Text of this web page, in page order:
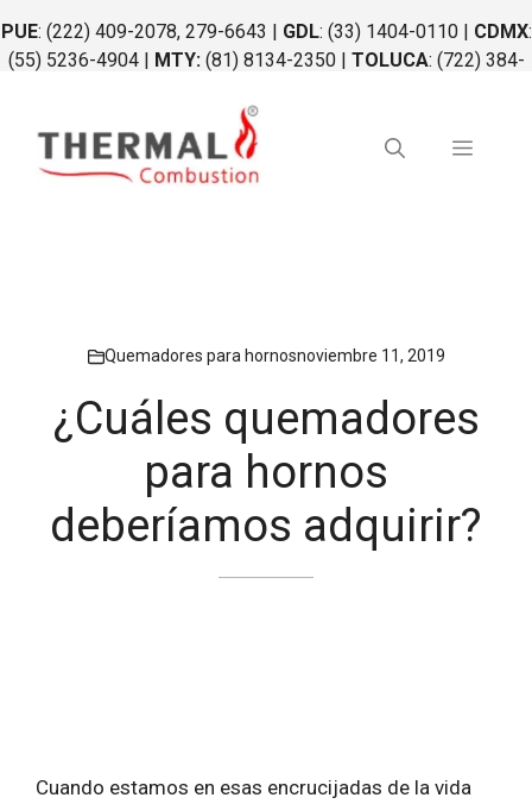
al
contenido
PUE: (222) 409-2078, 279-6643 | GDL: (33) 1404-0110 | CDMX:
(55) 5236-4904 | MTY:(81) 8134-2350 | TOLUCA: (722) 384-
Menú
Quemadores para hornosnoviembre 11, 2019
¿Cuáles quemadores
para hornos
deberíamos adquirir?
Cuando estamos en esas encrucijadas de la vida